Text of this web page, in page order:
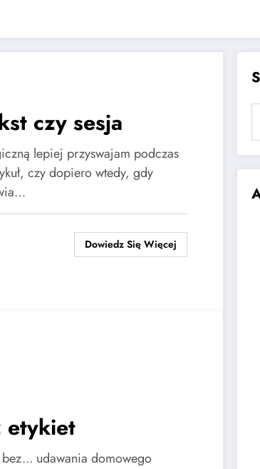
czy sesja
lepiej przyswajam podczas
czy dopiero wtedy, gdy
Dowiedz Się Więcej
etykiet
udawania domowego